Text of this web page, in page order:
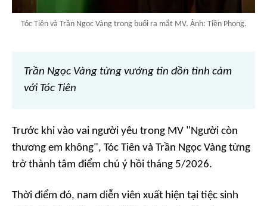
Tóc Tiên và Trần Ngọc Vàng trong buổi ra mắt MV. Ảnh: Tiền Phong.
Trần Ngọc Vàng từng vướng tin đồn tình cảm
với Tóc Tiên
Trước khi vào vai người yêu trong MV "Người còn
thương em không", Tóc Tiên và Trần Ngọc Vàng từng
trở thành tâm điểm chú ý hồi tháng 5/2026.
Thời điểm đó, nam diễn viên xuất hiện tại tiệc sinh